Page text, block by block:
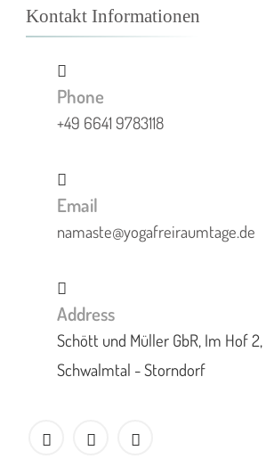
Kontakt Informationen
Phone
+49 6641 9783118
Email
namaste@yogafreiraumtage.de
Address
Schött und Müller GbR, Im Hof 2,
Schwalmtal - Storndorf